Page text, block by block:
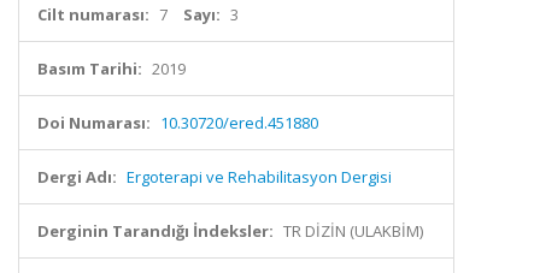
Cilt numarası: 7 Sayı: 3
Basım Tarihi: 2019
Doi Numarası: 10.30720/ered.451880
Dergi Adı: Ergoterapi ve Rehabilitasyon Dergisi
Derginin Tarandığı İndeksler: TR DİZİN (ULAKBİM)